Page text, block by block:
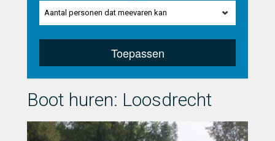
Aantal personen dat meevaren kan
Toepassen
Boot huren: Loosdrecht